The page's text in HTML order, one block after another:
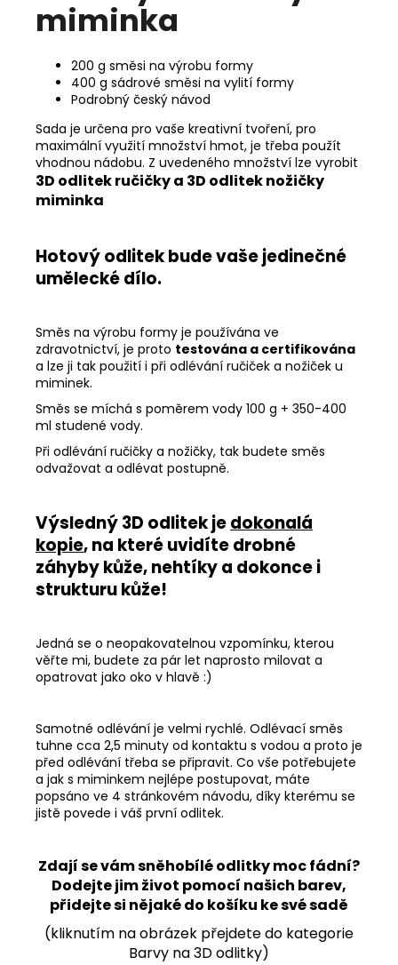
miminka
200 g směsi na výrobu formy
400 g sádrové směsi na vylití formy
Podrobný český návod
Sada je určena pro vaše kreativní tvoření, pro
maximální využití množství hmot, je třeba použít
vhodnou nádobu. Z uvedeného množství lze vyrobit
3D odlitek ručičky a 3D odlitek nožičky
miminka
Hotový odlitek bude vaše jedinečné
umělecké dílo.
Směs na výrobu formy je používána ve
zdravotnictví, je proto testována a certifikována
a lze ji tak použití i při odlévání ručiček a nožiček u
miminek.
Směs se míchá s poměrem vody 100 g + 350-400
ml studené vody.
Při odlévání ručičky a nožičky, tak budete směs
odvažovat a odlévat postupně.
Výsledný 3D odlitek jedokonalá
kopie, na které uvidíte drobné
záhyby kůže, nehtíky a dokonce i
strukturu kůže!
Jedná se o neopakovatelnou vzpomínku, kterou
věřte mi, budete za pár let naprosto milovat a
opatrovat jako oko v hlavě :)
Samotné odlévání je velmi rychlé. Odlévací směs
tuhne cca 2,5 minuty od kontaktu s vodou a proto je
před odlévání třeba se připravit. Co vše potřebujete
a jak s miminkem nejlépe postupovat, máte
popsáno ve 4 stránkovém návodu, díky kterému se
jistě povede i váš první odlitek.
Zdají se vám sněhobílé odlitky moc fádní?
Dodejte jim život pomocí našich barev,
přidejte si nějaké do košíku ke své sadě
(kliknutím na obrázek přejdete do kategorie
Barvy na 3D odlitky)